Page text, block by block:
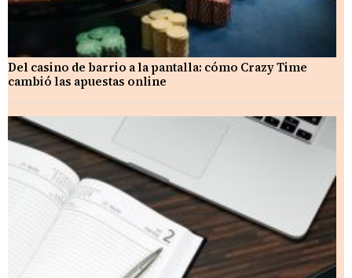
Del casino de barrio a la pantalla: cómo Crazy Time
cambió las apuestas online